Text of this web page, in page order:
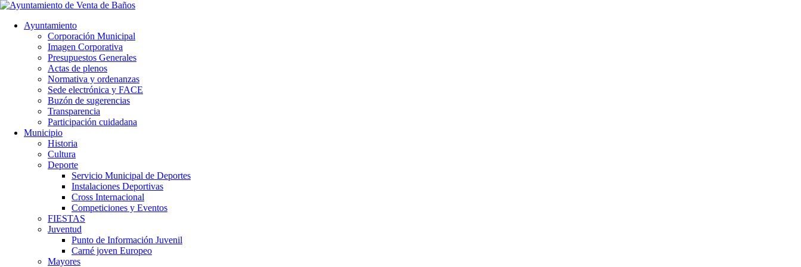
Ayuntamiento
Corporación Municipal
Imagen Corporativa
Presupuestos Generales
Actas de plenos
Normativa y ordenanzas
Sede electrónica y FACE
Buzón de sugerencias
Transparencia
Participación cuidadana
Municipio
Historia
Cultura
Deporte
Servicio Municipal de Deportes
Instalaciones Deportivas
Cross Internacional
Competiciones y Eventos
FIESTAS
Juventud
Punto de Información Juvenil
Carné joven Europeo
Mayores